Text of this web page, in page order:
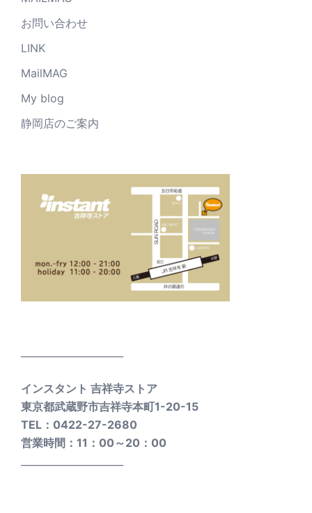
お問い合わせ
LINK
MailMAG
My blog
静岡店のご案内
インスタント 吉祥寺ストア
東京都武蔵野市吉祥寺本町1-20-15
TEL：0422-27-2680
営業時間：11：00～20：00